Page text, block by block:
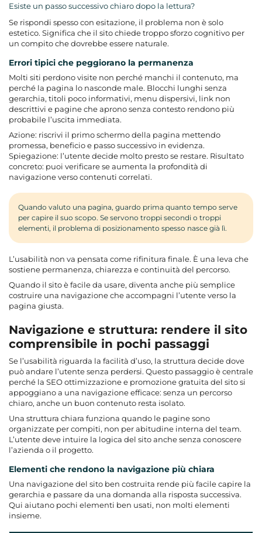
Esiste un passo successivo chiaro dopo la lettura?
Se rispondi spesso con esitazione, il problema non è solo
estetico. Significa che il sito chiede troppo sforzo cognitivo per
un compito che dovrebbe essere naturale.
Errori tipici che peggiorano la permanenza
Molti siti perdono visite non perché manchi il contenuto, ma
perché la pagina lo nasconde male. Blocchi lunghi senza
gerarchia, titoli poco informativi, menu dispersivi, link non
descrittivi e pagine che aprono senza contesto rendono più
probabile l’uscita immediata.
Azione: riscrivi il primo schermo della pagina mettendo
promessa, beneficio e passo successivo in evidenza.
Spiegazione: l’utente decide molto presto se restare. Risultato
concreto: puoi verificare se aumenta la profondità di
navigazione verso contenuti correlati.
Quando valuto una pagina, guardo prima quanto tempo serve
per capire il suo scopo. Se servono troppi secondi o troppi
elementi, il problema di posizionamento spesso nasce già lì.
L’usabilità non va pensata come rifinitura finale. È una leva che
sostiene permanenza, chiarezza e continuità del percorso.
Quando il sito è facile da usare, diventa anche più semplice
costruire una navigazione che accompagni l’utente verso la
pagina giusta.
Navigazione e struttura: rendere il sito
comprensibile in pochi passaggi
Se l’usabilità riguarda la facilità d’uso, la struttura decide dove
può andare l’utente senza perdersi. Questo passaggio è centrale
perché la SEO ottimizzazione e promozione gratuita del sito si
appoggiano a una navigazione efficace: senza un percorso
chiaro, anche un buon contenuto resta isolato.
Una struttura chiara funziona quando le pagine sono
organizzate per compiti, non per abitudine interna del team.
L’utente deve intuire la logica del sito anche senza conoscere
l’azienda o il progetto.
Elementi che rendono la navigazione più chiara
Una navigazione del sito ben costruita rende più facile capire la
gerarchia e passare da una domanda alla risposta successiva.
Qui aiutano pochi elementi ben usati, non molti elementi
insieme.